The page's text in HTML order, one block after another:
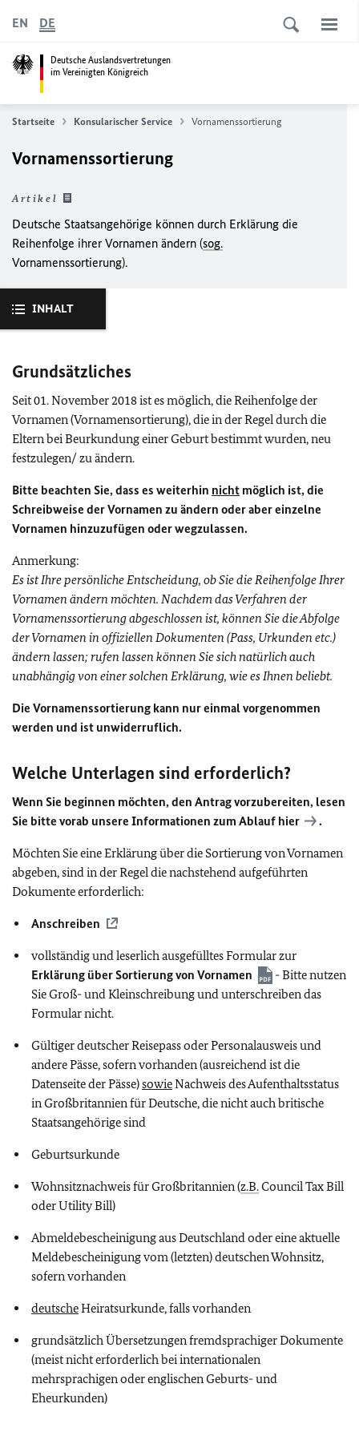
Deutsche Auslandsvertretungen
im Vereinigten Königreich
EN DE
Startseite Konsularischer Service Vornamenssortierung
Vornamenssortierung
Artikel
Deutsche Staatsangehörige können durch Erklärung die
Reihenfolge ihrer Vornamen ändern (sog.
Vornamenssortierung).
INHALT
Grundsätzliches
Seit 01. November 2018 ist es möglich, die Reihenfolge der
Vornamen (Vornamensortierung), die in der Regel durch die
Eltern bei Beurkundung einer Geburt bestimmt wurden, neu
festzulegen/ zu ändern.
Bitte beachten Sie, dass es weiterhin nicht möglich ist, die
Schreibweise der Vornamen zu ändern oder aber einzelne
Vornamen hinzuzufügen oder wegzulassen.
Anmerkung:
Es ist Ihre persönliche Entscheidung, ob Sie die Reihenfolge Ihrer
Vornamen ändern möchten. Nachdem das Verfahren der
Vornamenssortierung abgeschlossen ist, können Sie die Abfolge
der Vornamen in offiziellen Dokumenten (Pass, Urkunden etc.)
ändern lassen; rufen lassen können Sie sich natürlich auch
unabhängig von einer solchen Erklärung, wie es Ihnen beliebt.
Die Vornamenssortierung kann nur einmal vorgenommen
werden und ist unwiderruflich.
Welche Unterlagen sind erforderlich?
Wenn Sie beginnen möchten, den Antrag vorzubereiten, lesen
Sie bitte vorab unsere Informationen zum Ablauf hier .
Möchten Sie eine Erklärung über die Sortierung von Vornamen
abgeben, sind in der Regel die nachstehend aufgeführten
Dokumente erforderlich:
Anschreiben
vollständig und leserlich ausgefülltes Formular zur
Erklärung über Sortierung von Vornamen
- Bitte nutzen
Sie Groß- und Kleinschreibung und unterschreiben das
Formular nicht.
Gültiger deutscher Reisepass oder Personalausweis und
andere Pässe, sofern vorhanden (ausreichend ist die
Datenseite der Pässe)sowieNachweis des Aufenthaltsstatus
in Großbritannien für Deutsche, die nicht auch britische
Staatsangehörige sind
Geburtsurkunde
Wohnsitznachweis für Großbritannien (z.B.Council Tax Bill
oder Utility Bill)
Abmeldebescheinigung aus Deutschland oder eine aktuelle
Meldebescheinigung vom (letzten) deutschen Wohnsitz,
sofern vorhanden
deutscheHeiratsurkunde, falls vorhanden
grundsätzlich Übersetzungen fremdsprachiger Dokumente
(meist nicht erforderlich bei internationalen
mehrsprachigen oder englischen Geburts- und
Eheurkunden)